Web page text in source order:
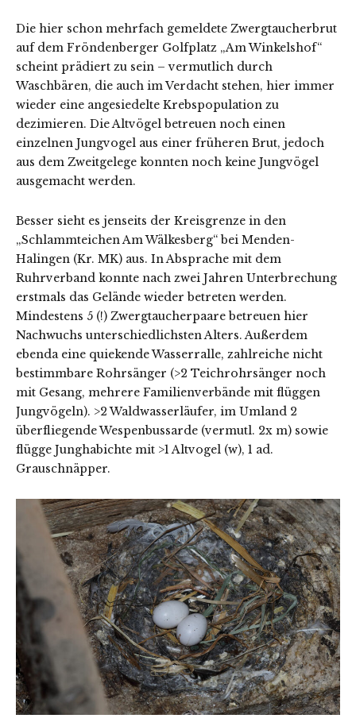
Die hier schon mehrfach gemeldete Zwergtaucherbrut
auf dem Fröndenberger Golfplatz „Am Winkelshof“
scheint prädiert zu sein – vermutlich durch
Waschbären, die auch im Verdacht stehen, hier immer
wieder eine angesiedelte Krebspopulation zu
dezimieren. Die Altvögel betreuen noch einen
einzelnen Jungvogel aus einer früheren Brut, jedoch
aus dem Zweitgelege konnten noch keine Jungvögel
ausgemacht werden.
Besser sieht es jenseits der Kreisgrenze in den
„Schlammteichen Am Wälkesberg“ bei Menden-
Halingen (Kr. MK) aus. In Absprache mit dem
Ruhrverband konnte nach zwei Jahren Unterbrechung
erstmals das Gelände wieder betreten werden.
Mindestens 5 (!) Zwergtaucherpaare betreuen hier
Nachwuchs unterschiedlichsten Alters. Außerdem
ebenda eine quiekende Wasserralle, zahlreiche nicht
bestimmbare Rohrsänger (>2 Teichrohrsänger noch
mit Gesang, mehrere Familienverbände mit flüggen
Jungvögeln). >2 Waldwasserläufer, im Umland 2
überfliegende Wespenbussarde (vermutl. 2x m) sowie
flügge Junghabichte mit >1 Altvogel (w), 1 ad.
Grauschnäpper.